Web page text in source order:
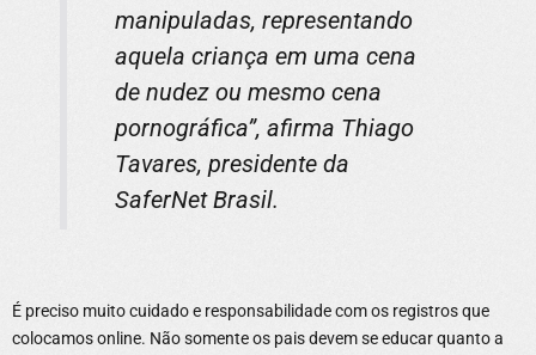
manipuladas, representando
aquela criança em uma cena
de nudez ou mesmo cena
pornográfica”, afirma Thiago
Tavares, presidente da
SaferNet Brasil.
É preciso muito cuidado e responsabilidade com os registros que
colocamos online. Não somente os pais devem se educar quanto a